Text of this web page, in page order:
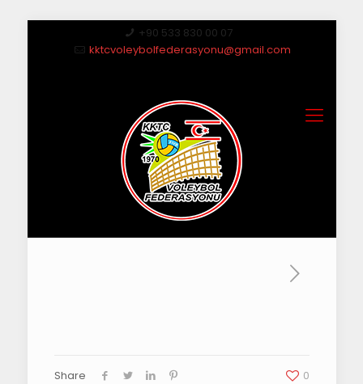
+90 533 830 00 07
kktcvoleybolfederasyonu@gmail.com
Share 0